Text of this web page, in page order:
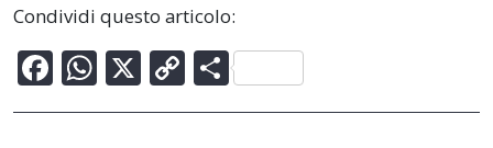
Condividi questo articolo:
F
ac
W
h
X C
o
C
o